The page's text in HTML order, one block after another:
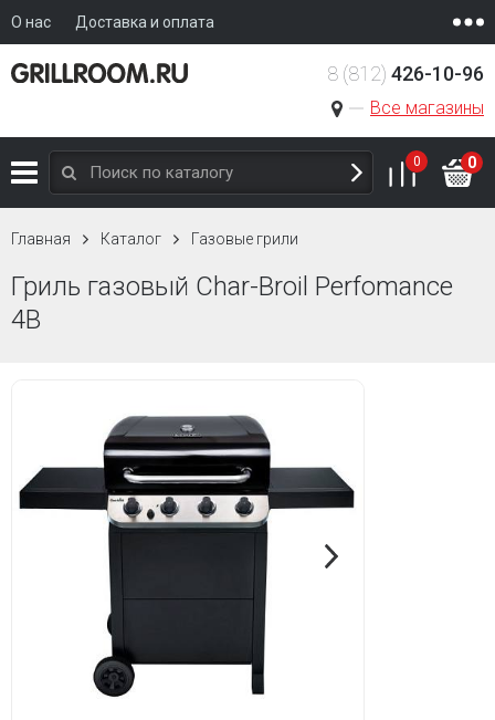
О нас Доставка и оплата
Все магазины
8 (812) 426-10-96
0 0
Главная Каталог Газовые грили
Гриль газовый Char-Broil Perfomance
4B